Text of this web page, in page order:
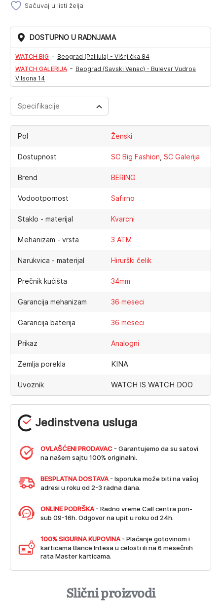
Sačuvaj u listi želja
DOSTUPNO U RADNJAMA
WATCH BIG - Beograd (Palilula) - Višnjička 84
WATCH GALERIJA - Beograd (Savski Venac) - Bulevar Vudroa
Vilsona 14
Jedinstvena usluga
OVLAŠĆENI PRODAVAC - Garantujemo da su satovi
na našem sajtu 100% originalni.
BESPLATNA DOSTAVA - Isporuka može biti na vašoj
adresi u roku od 2-3 radna dana.
ONLINE PODRŠKA - Radno vreme Call centra pon-
sub 09-16h. Odgovor na upit u roku od 24h.
100% SIGURNA KUPOVINA - Plaćanje gotovinom i
karticama Bance Intesa u celosti ili na 6 mesečnih
rata Master karticama.
Specifikacije
Pol Ženski
Dostupnost SC Big Fashion, SC Galerija
Brend BERING
Vodootpornost Safirno
Staklo - materijal Kvarcni
Mehanizam - vrsta 3 ATM
Narukvica - materijal Hirurški čelik
Prečnik kućišta 34mm
Garancija mehanizam 36 meseci
Garancija baterija 36 meseci
Prikaz Analogni
Zemlja porekla KINA
Uvoznik WATCH IS WATCH DOO
Slični proizvodi